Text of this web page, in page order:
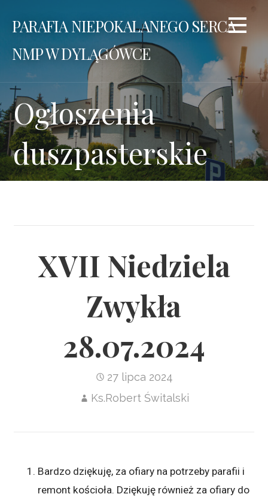
PARAFIA NIEPOKALANEGO SERCA
NMP W DYLĄGÓWCE
Ogłoszenia
duszpasterskie
XVII Niedziela
Zwykła
28.07.2024
27 lipca 2024
Ks.Robert Świtalski
Bardzo dziękuję, za ofiary na potrzeby parafii i
remont kościoła. Dziękuję również za ofiary do